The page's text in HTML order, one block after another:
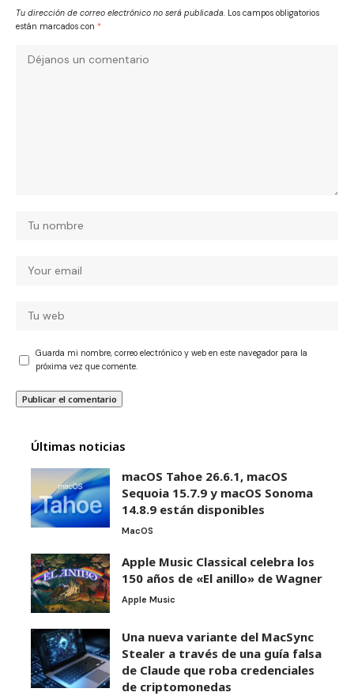
Tu dirección de correo electrónico no será publicada. Los campos obligatorios
están marcados con *
Guarda mi nombre, correo electrónico y web en este navegador para la
próxima vez que comente.
Últimas noticias
macOS Tahoe 26.6.1, macOS
Sequoia 15.7.9 y macOS Sonoma
14.8.9 están disponibles
MacOS
Apple Music Classical celebra los
150 años de «El anillo» de Wagner
Apple Music
Una nueva variante del MacSync
Stealer a través de una guía falsa
de Claude que roba credenciales
de criptomonedas